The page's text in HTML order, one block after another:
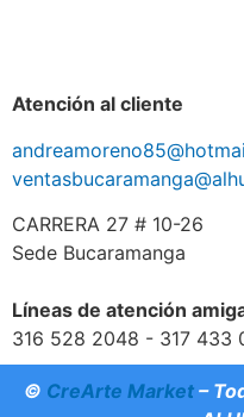
Atención al cliente
CARRERA 27 # 10-26
Sede Bucaramanga
Líneas de atención
316 528 2048 - 317 433
© CreArte Market –